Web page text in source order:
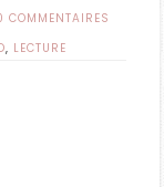
COMMENTAIRES
, LECTURE